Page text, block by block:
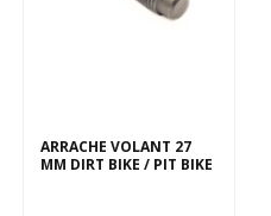
ARRACHE VOLANT 27
MM DIRT BIKE / PIT BIKE